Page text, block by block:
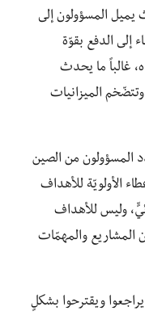
يميل المسؤولون إلى
إلى الدفع بقوّة
غالباً ما يحدث
الميزانيات
المسؤولون من الصين
الأولويّة للأهداف
وليس للأهداف
المشاريع والمهمّات
ويقترحوا بشكلٍ